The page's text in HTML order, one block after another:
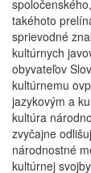
takéhoto
sprievodné
kultúrnych
obyvateľov
kultúrnemu
jazykovým a
kultúra
zvyčajne
národnostné
kultúrnej